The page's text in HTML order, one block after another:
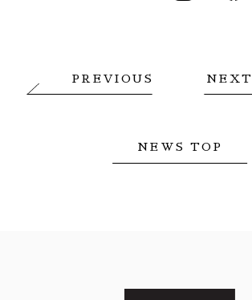
PREVIOUS
NEWS TOP
NEXT